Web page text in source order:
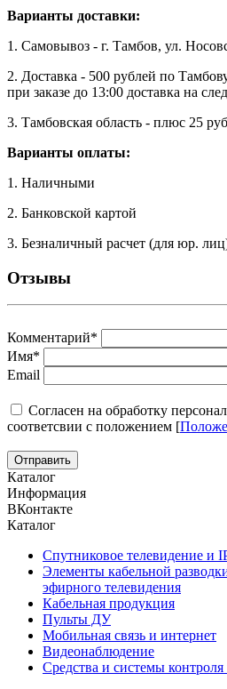
Варианты доставки:
1. Самовывоз - г. Тамбов, ул.
2. Доставка - 500 рублей по
при заказе до 13:00 доставка на
3. Тамбовская область - плюс 25
Варианты оплаты:
1. Наличными
2. Банковской картой
3. Безналичный расчет (для юр.
Отзывы
Комментарий*
Имя*
Email
Cогласен на обработку
соответсвии с положением [
Каталог
Информация
ВКонтакте
Каталог
Спутниковое телевидение и
Элементы кабельной
эфирного телевидения
Кабельная продукция
Пульты ДУ
Мобильная связь и интернет
Видеонаблюдение
Средства и системы